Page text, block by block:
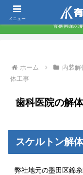
東京都
青柳興業の
ホーム 内装解
体工事
歯科医院の解
スケルトン解
弊社地元の墨田区錦糸
メニュー